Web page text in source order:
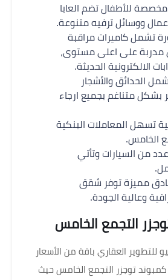
للأطفال تضم العابا
ووسائل ترفيه متنوعة.
تشمل كاميرات مراقبة
مدربة على اعلى مستوى،
الالكترونية الحديثة.
الحدائق والأشجار
بشكل متناغم بجميع ارجاء
تسهل المعاملات البنكية
الخامس.
من السيارات وتأتي
مميزة توفر شقق
وعالية الجودة.
التجمع الخامس
العقاري باقة من الأسعار
كمبوند توجزر التجمع الخامس حيث